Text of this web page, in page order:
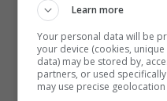
Learn more
Your personal data will be
your device (cookies,
data) may be stored by,
partners, or used
may use precise